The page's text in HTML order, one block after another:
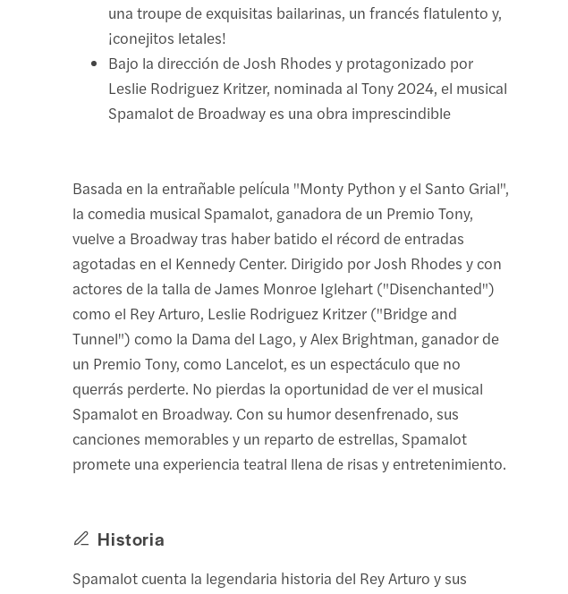
una troupe de exquisitas bailarinas, un francés flatulento y,
¡conejitos letales!
Bajo la dirección de Josh Rhodes y protagonizado por
Leslie Rodriguez Kritzer, nominada al Tony 2024, el musical
Spamalot de Broadway es una obra imprescindible
Basada en la entrañable película "Monty Python y el Santo Grial",
la comedia musical Spamalot, ganadora de un Premio Tony,
vuelve a Broadway tras haber batido el récord de entradas
agotadas en el Kennedy Center. Dirigido por Josh Rhodes y con
actores de la talla de James Monroe Iglehart ("Disenchanted")
como el Rey Arturo, Leslie Rodriguez Kritzer ("Bridge and
Tunnel") como la Dama del Lago, y Alex Brightman, ganador de
un Premio Tony, como Lancelot, es un espectáculo que no
querrás perderte. No pierdas la oportunidad de ver el musical
Spamalot en Broadway. Con su humor desenfrenado, sus
canciones memorables y un reparto de estrellas, Spamalot
promete una experiencia teatral llena de risas y entretenimiento.
Historia
Spamalot cuenta la legendaria historia del Rey Arturo y sus